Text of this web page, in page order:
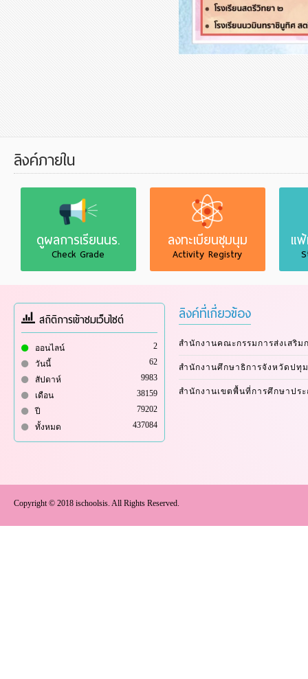
ลิงค์ภายใน
ดูผลการเรียนนร.
Check Grade
ลงทะเบียนชุมนุม
Activity Registry
แ
สถิติการเข้าชมเว็บไซต์
ออนไลน์
2
วันนี้
62
สัปดาห์
9983
เดือน
38159
ปี
79202
ทั้งหมด
437084
ลิงค์ที่เกี่ยวข้อง
สำนักงานคณะกรรมการส่งเสริม
สำนักงานศึกษาธิการจังหวัดปทุ
สำนักงานเขตพื้นที่การศึกษาปร
Copyright © 2018 ischoolsis. All Rights Reserved.